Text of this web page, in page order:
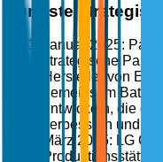
Jüngste
Januar 2025:
strategische
Hersteller von
gemeinsam
entwickeln, die
verbessern und
März 2025: LG
Produktionsstätte